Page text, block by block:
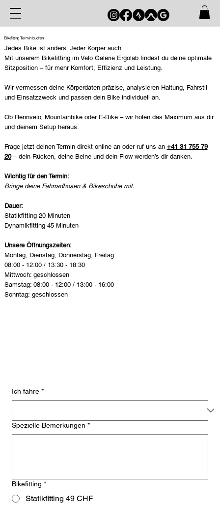
Bikefitting Termin buchen
Jedes Bike ist anders. Jeder Körper auch.
Mit unserem Bikefitting im Velo Galerie Ergolab findest du deine optimale
Sitzposition – für mehr Komfort, Effizienz und Leistung.
Wir vermessen deine Körperdaten präzise, analysieren Haltung, Fahrstil
und Einsatzzweck und passen dein Bike individuell an.
Ob Rennvelo, Mountainbike oder E-Bike – wir holen das Maximum aus dir
und deinem Setup heraus.
Frage jetzt deinen Termin direkt online an oder ruf uns an +41 31 755 79
20– dein Rücken, deine Beine und dein Flow werden’s dir danken.
Wichtig für den Termin:
Bringe deine Fahrradhosen & Bikeschuhe mit.
Dauer:
Statikfitting 20 Minuten
Dynamikfitting 45 Minuten
Unsere Öffnungszeiten:
Montag, Dienstag, Donnerstag, Freitag:
08:00 - 12:00 / 13:30 - 18:30
Mittwoch: geschlossen
Samstag: 08:00 - 12:00 / 13:00 - 16:00
Sonntag: geschlossen
Ich fahre *
Spezielle Bemerkungen *
Bikefitting *
Statikfitting 49 CHF